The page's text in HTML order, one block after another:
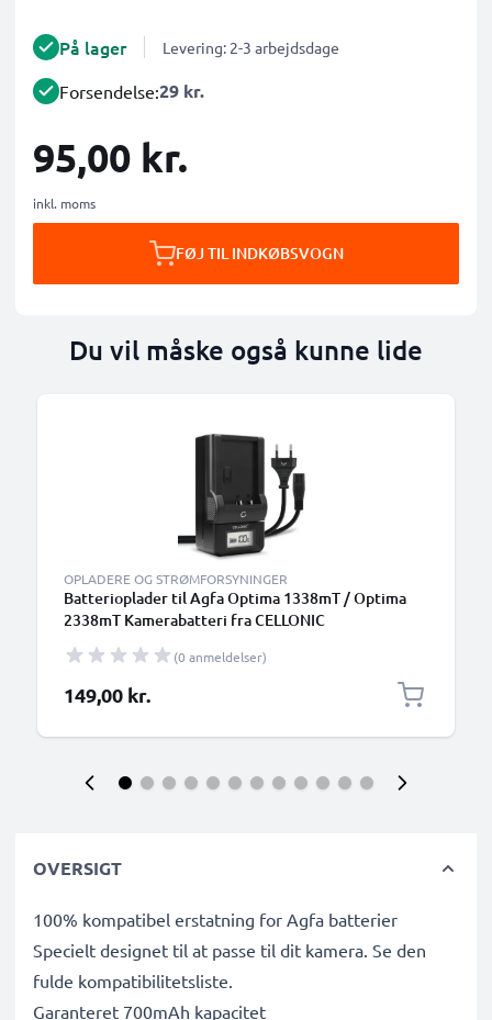
På lager Levering: 2-3 arbejdsdage
Forsendelse:29 kr.
95,00 kr.
inkl. moms
FØJ TIL INDKØBSVOGN
Du vil måske også kunne lide
OPLADERE OG STRØMFORSYNINGER
Batterioplader til Agfa Optima 1338mT / Optima
2338mT Kamerabatteri fra CELLONIC
(0 anmeldelser)
149,00 kr.
OVERSIGT
100% kompatibel erstatning for Agfa batterier
Specielt designet til at passe til dit kamera. Se den
fulde kompatibilitetsliste.
Garanteret 700mAh kapacitet